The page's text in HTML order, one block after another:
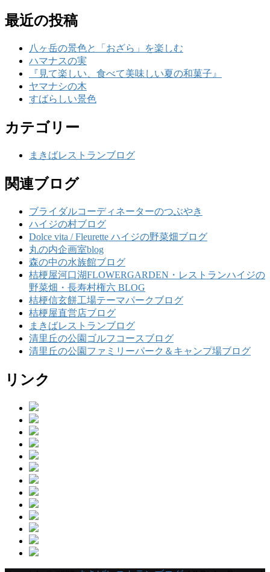
最近の投稿
八ヶ岳の景色と「おざら」を楽しむ
ハマナスの実
『見て楽しい、食べて美味しい夏の和菓子』
ヤマナシの木
すばらしい景色
カテゴリー
まきばレストランブログ
関連ブログ
ブライダルコーディネーターのつぶやき
ハイジの村ブログ
Dolce vita / Fleurette ハイジの野菜畑ブログ
丸の内企画室blog
森の中の水族館ブログ
桔梗屋河口湖FLOWERGARDEN・レストランハイジの
野菜畑・長寿村権六 BLOG
桔梗信玄餅工場テーマパークブログ
桔梗屋直営店ブログ
まきばレストランブログ
清里丘の公園ゴルフコースブログ
清里丘の公園ファミリーパーク＆キャンプ場ブログ
リンク